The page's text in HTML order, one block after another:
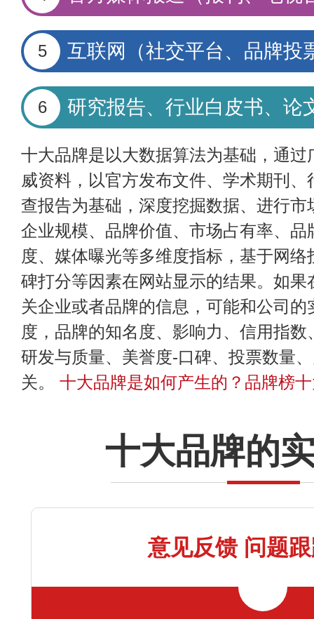
5 互联网（社交平台、品牌投
6 研究报告、行业白皮书、论
十大品牌是以大数据算法为基础，通
威资料，以官方发布文件、学术期刊
查报告为基础，深度挖掘数据、进行
企业规模、品牌价值、市场占有率、
度、媒体曝光等多维度指标，基于网
碑打分等因素在网站显示的结果。如
关企业或者品牌的信息，可能和公司
度，品牌的知名度、影响力、信用指
研发与质量、美誉度-口碑、投票数量
关。 十大品牌是如何产生的？品牌榜
十大品牌的
意见反馈 问题